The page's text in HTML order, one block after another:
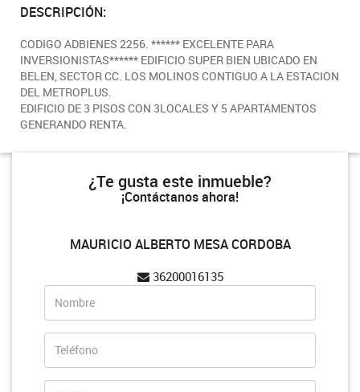
DESCRIPCIÓN:
CODIGO ADBIENES 2256. ****** EXCELENTE PARA
INVERSIONISTAS****** EDIFICIO SUPER BIEN UBICADO EN
BELEN, SECTOR CC. LOS MOLINOS CONTIGUO A LA ESTACION
DEL METROPLUS.
EDIFICIO DE 3 PISOS CON 3LOCALES Y 5 APARTAMENTOS
GENERANDO RENTA.
¿Te gusta este inmueble?
¡Contáctanos ahora!
MAURICIO ALBERTO MESA CORDOBA
36200016135